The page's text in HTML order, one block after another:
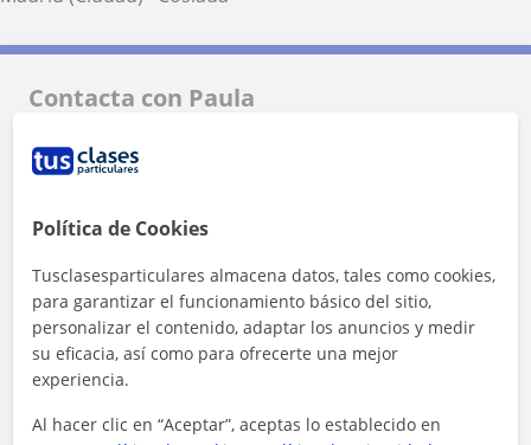
Contacta con Paula
Tarifa
Política de Cookies
Tusclasesparticulares almacena datos, tales como cookies,
para garantizar el funcionamiento básico del sitio,
personalizar el contenido, adaptar los anuncios y medir
su eficacia, así como para ofrecerte una mejor
experiencia.
Al hacer clic en “Aceptar”, aceptas lo establecido en